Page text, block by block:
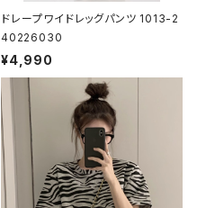
ドレープワイドレッグパンツ 1013-2
40226030
¥4,990